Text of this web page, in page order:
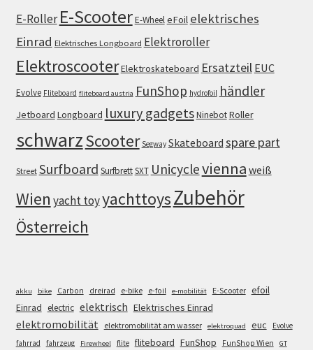
E-Roller E-ScooterE-WheeleFoil elektrisches
Einrad Elektrisches Longboard Elektroroller
ElektroscooterElektroskateboard Ersatzteil EUC
Evolve Fliteboard fliteboard austria FunShop hydrofoil händler
Jetboard Longboard luxury gadgetsNinebotRoller
schwarzScooter Segway Skateboard spare part
Street Surfboard SurfbrettSXT Unicyclevienna weiß
Wien yacht toyyachttoysZubehör
Österreich
akku bike Carbon dreirad e-bike e-foil e-mobilität E-Scooter efoil
Einrad electric elektrisch Elektrisches Einrad
elektromobilität elektromobilität am wasser elektroquad euc
Evolve
fahrrad
fahrzeug Firewheel flite fliteboard FunShop FunShop Wien GT